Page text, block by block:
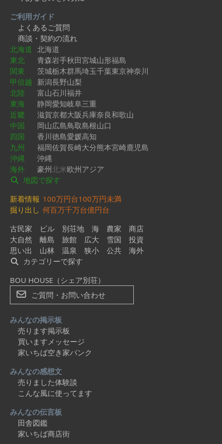
ご利用ガイド
よくあるご質問
商談・契約の流れ
北海道 北海道
東北
青森岩手秋田宮城山形福島
関東
茨城栃木群馬埼玉千葉東京神奈川
甲信越 新潟長野山梨
北陸
富山石川福井
東海
静岡愛知岐阜三重
近畿
滋賀京都大阪兵庫奈良和歌山
中国
岡山広島鳥取島根山口
四国
香川徳島愛媛高知
九州
福岡佐賀長崎大分熊本宮崎鹿児島
沖縄
沖縄
海外
豪州北米欧州アジア
地図で探す
新着情報 100万円台100万円未満
掘り出し 何百万千万台億円台
古民家
ビル 別荘地 海 農家
商店
大自然
離島 旅館 広大 雪国
投資
思い出
山林 温泉 狭小 公共
海外
カテゴリーで探す
BOU HOUSE（シェア別荘）
ご質問・お問い合わせ
みんなの掲示板
売ります掲示板
買いますメッセージ
家いちば空き家バンク
みんなの感想文
売りました体験談
こんな風に使ってます
みんなの伝言板
田舎図鑑
家いちば商店街